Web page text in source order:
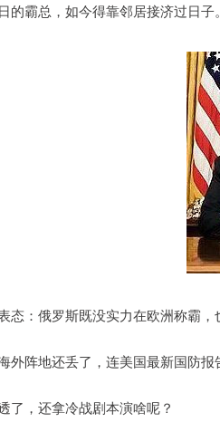
的霸总，如今得靠邻居接济过日子。
态：俄罗斯既没实力在欧洲称霸
外阵地还丢了，连美国最新国防报
了，还拿冷战剧本演啥呢？